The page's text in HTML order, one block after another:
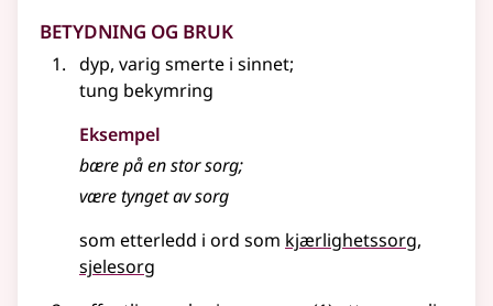
Betydning og bruk
dyp, varig smerte i sinnet;
tung bekymring
Eksempel
bære på en storsorg;
være tynget avsorg
som etterledd i ord som kjærlighetssorg
sjelesorg